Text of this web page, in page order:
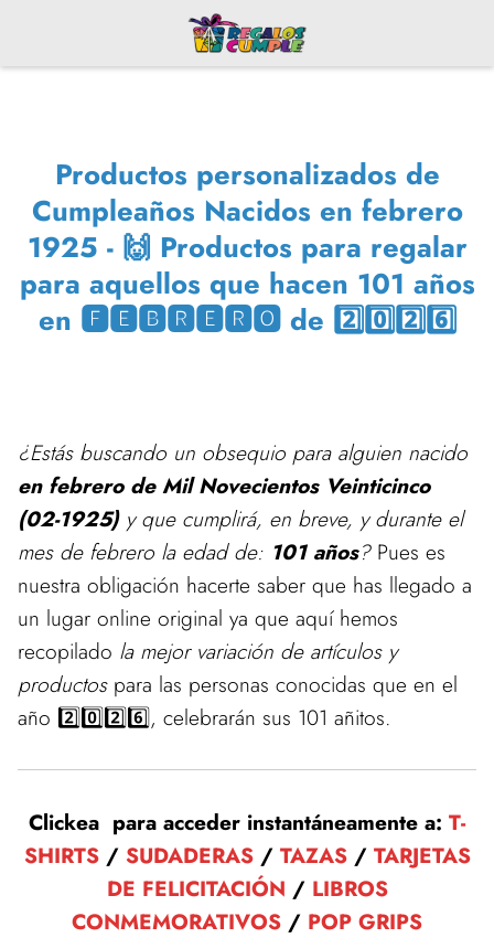
Productos personalizados de
Cumpleaños Nacidos en febrero
1925 - 🙌 Productos para regalar
para aquellos que hacen 101 años
en 🅵🅴🅱🆁🅴🆁🅾 de 2️⃣0️⃣2️⃣6️⃣
¿Estás buscando un obsequio para alguien nacido
en febrero de Mil Novecientos Veinticinco
(02-1925)y que cumplirá, en breve, y durante el
mes de febrero la edad de: 101 años?Pues es
nuestra obligación hacerte saber que has llegado a
un lugar online original ya que aquí hemos
recopilado la mejor variación de artículos y
productospara las personas conocidas que en el
año 2️⃣0️⃣2️⃣6️⃣, celebrarán sus 101 añitos.
Clickea para acceder instantáneamente a: T-
SHIRTS/ SUDADERAS/ TAZAS/ TARJETAS
DE FELICITACIÓN / LIBROS
CONMEMORATIVOS / POP GRIPS